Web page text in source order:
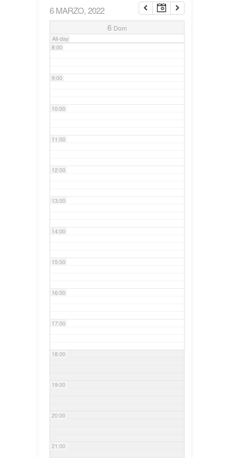
6 MARZO, 2022
6 Dom
All-day
7:00
8:00
9:00
10:00
11:00
12:00
13:00
14:00
15:00
16:00
17:00
18:00
19:00
20:00
21:00